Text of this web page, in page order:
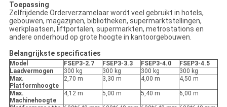
Toepassing
Zelfrijdende Orderverzamelaar wordt veel gebruikt in hotels,
gebouwen, magazijnen, bibliotheken, supermarktstellingen,
werkplaatsen, liftportalen, supermarkten, metrostations en
andere onderhoud op grote hoogte in kantoorgebouwen.
Belangrijkste specificaties
Model FSEP3-2.7 FSEP3-3.3 FSEP3-4.0
FSEP3-4.5
Laadvermogen
300 kg 300 kg 300 kg
300 kg
Max.
Platformhoogte
2,70 m 3,30 m 4,00 m 4,50 m
Max.
Machinehoogte
4,12 m 5,00 m 5,40 m 6,00 m